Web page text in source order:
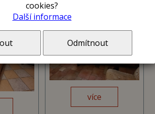
více
cookies?
Další informace
Odmítnout